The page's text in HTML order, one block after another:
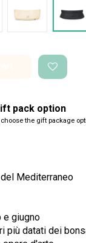
pack option
choose the gift package
Mediterraneo
e giugno
più datati dei